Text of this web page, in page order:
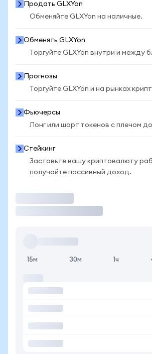
Продать GLXYon
Обменяйте GLXYon на наличные.
Обменять GLXYon
Торгуйте GLXYon внутри и между
Прогнозы
Торгуйте GLXYon и на рынках
Фьючерсы
Лонг или шорт токенов с плечом
Стейкинг
Заставьте вашу криптовалюту
получайте пассивный доход.
15м 30м 1ч